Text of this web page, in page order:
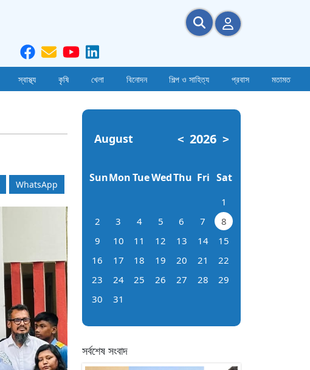
স্বাস্থ্য কৃষি খেলা বিনোদন শিল্প ও সাহিত্য প্রবাস মতামত
WhatsApp
August < 2026 >
SunMonTueWedThu Fri Sat
1
2
3 4 5 6 7
8
9
10 11 12 13 14
15
16
17 18 19 20 21
22
23
24 25 26 27 28
29
30
31
সর্বশেষ সংবাদ